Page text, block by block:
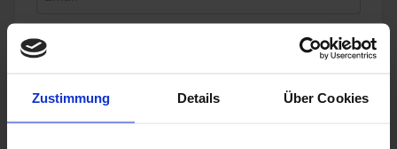
Zustimmung Details Über Cookies
gelesen und
Benachrichtigungen aktivieren